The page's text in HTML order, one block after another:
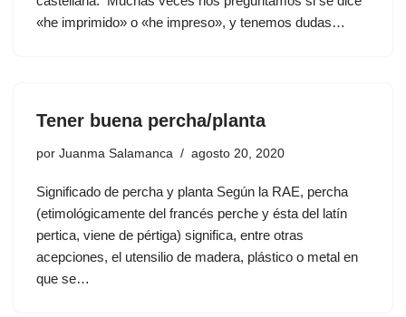
«he imprimido» o «he impreso», y tenemos dudas…
Tener buena percha/planta
por Juanma Salamanca agosto 20, 2020
Significado de percha y planta Según la RAE, percha
(etimológicamente del francés perche y ésta del latín
pertica, viene de pértiga) significa, entre otras
acepciones, el utensilio de madera, plástico o metal en
que se…